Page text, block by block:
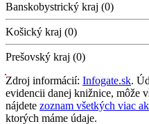
Banskobystrický kraj (0)
Košický kraj (0)
Prešovský kraj (0)
Zdroj informácií: Infogate.sk.
evidencii danej knižnice, môže
nájdete zoznam všetkých viac
ktorých máme údaje.